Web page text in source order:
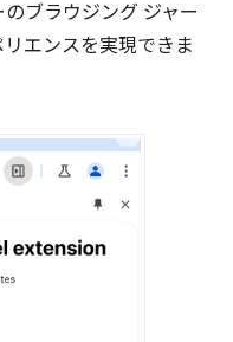
ブラウジング ジャー
エンスを実現できま